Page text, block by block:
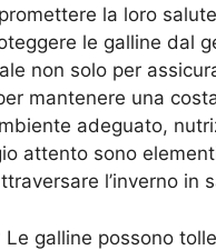
la loro
le galline dal
non solo per
mantenere una
adeguato,
attento sono
l’inverno in
Le galline possono